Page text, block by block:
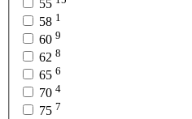
55
58 1
60 9
62 8
65 6
70 4
75 7